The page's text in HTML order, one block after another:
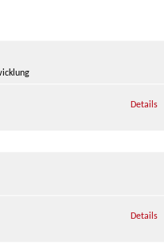
bis einschließlich 7
Details
Details